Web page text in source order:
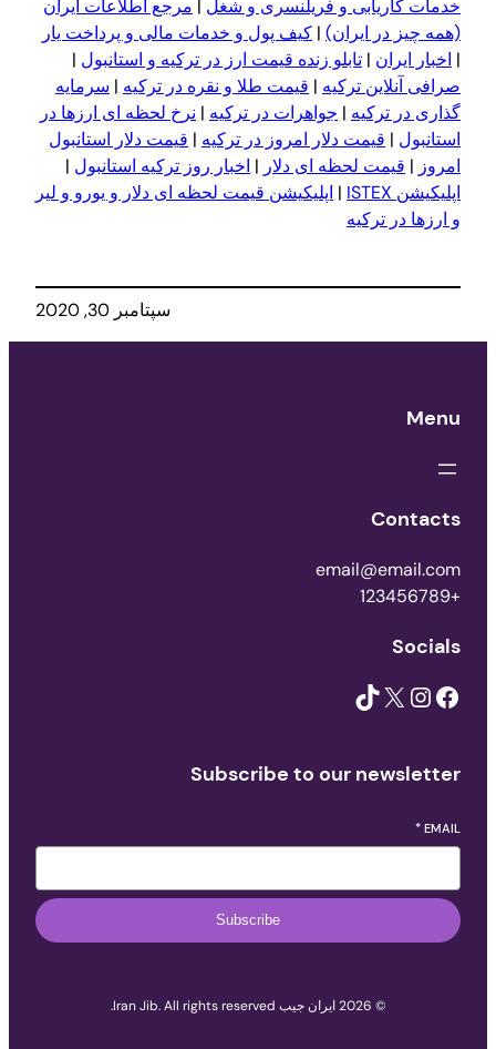
خدمات کاریابی و فریلنسری و شغل | مرجع اطلاعات ایران
(همه چیز در ایران) | کیف پول و خدمات مالی و پرداخت یار
| اخبار ایران | تابلو زنده قیمت ارز در ترکیه و استانبول |
صرافی آنلاین ترکیه | قیمت طلا و نقره در ترکیه | سرمایه
گذاری در ترکیه | جواهرات در ترکیه | نرخ لحظه ای ارزها در
استانبول | قیمت دلار امروز در ترکیه | قیمت دلار استانبول
امروز | قیمت لحظه ای دلار | اخبار روز ترکیه استانبول |
اپلیکیشن ISTEX
| اپلیکیشن قیمت لحظه ای دلار و یورو و لیر
و ارزها در ترکیه
سپتامبر 30, 2020
Menu
Contacts
email@email.com
+123456789
Socials
Facebook
Instagram
X
TikTok
Subscribe to our newsletter
EMAIL
*
Subscribe
© 2026 ایران جیب Iran Jib. All rights reserved.